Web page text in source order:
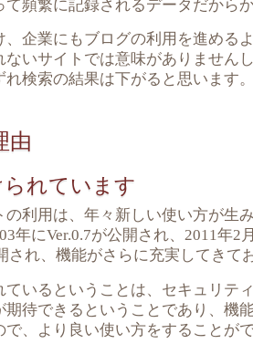
て頻繁に記録されるデータだから
、企業にもブログの利用を進める
ないサイトでは意味がありません
れ検索の結果は下がると思います
由
られています
の利用は、年々新しい使い方が生
年にVer.0.7が公開され、2011年2
され、機能がさらに充実してきて
ているということは、セキュリテ
期待できるということであり、機
で、より良い使い方をすることが